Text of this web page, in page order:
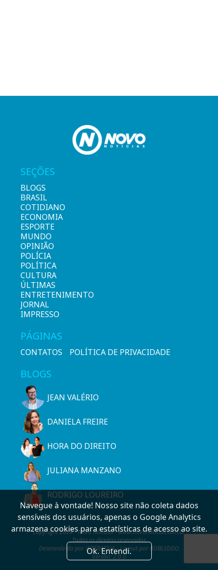
SEÇÕES
BLOGS
BRASIL
COTIDIANO
ECONOMIA
ESPORTE
MUNDO
OPINIÃO
POLÍCIA
POLÍTICA
CULTURA
ÚLTIMAS
ENTRETENIMENTO
JORNAL
IMPRESSO
PÁGINAS
CONTATOS POLÍTICA DE PRIVACIDADE
BLOGS
JEAN VALÉRIO
DANIELA FREIRE
HORA DO DIREITO
JULIANA MANZANO
RODRIGO LOUREIRO
Copyright 2024 - Novo Notícias - www.novonoticias.com.br
Todos os direitos reservados
Desenvolvido por INTERATIVA - Layout por ROBLEDDO
Versão: 2.0.0
Navegue à vontade! Nosso site não coleta dados
sensíveis dos usuários, apenas o Google Analytics
armazena cookies para estatísticas de acesso ao site.
Ok. Entendi.